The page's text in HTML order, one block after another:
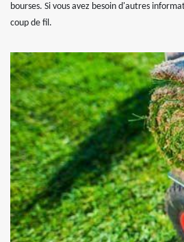
bourses. Si vous avez besoin d'autres
coup de fil.